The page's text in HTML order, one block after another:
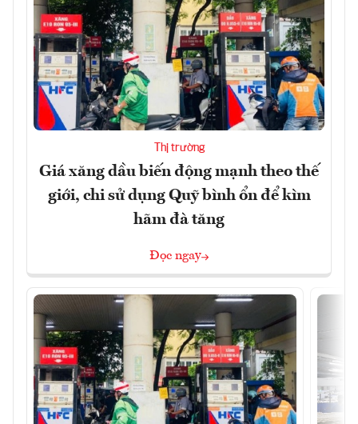
Thị trường
Giá xăng dầu biến động mạnh theo thế
giới, chi sử dụng Quỹ bình ổn để kìm
hãm đà tăng
Đọc ngay